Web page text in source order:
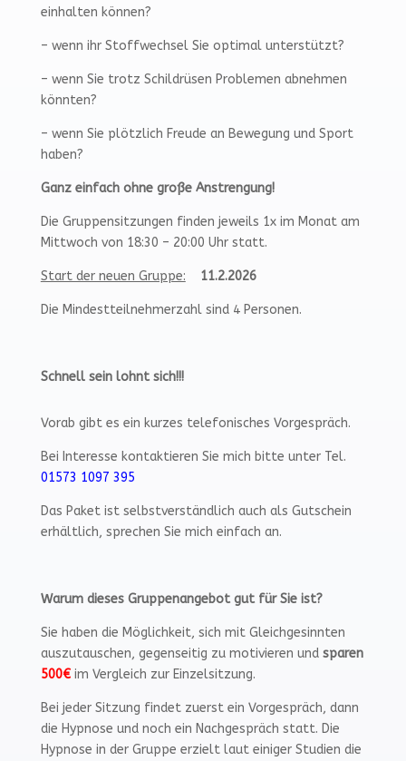
einhalten können?
– wenn ihr Stoffwechsel Sie optimal unterstützt?
– wenn Sie trotz Schildrüsen Problemen abnehmen
könnten?
– wenn Sie plötzlich Freude an Bewegung und Sport
haben?
Ganz einfach ohne große Anstrengung!
Die Gruppensitzungen finden jeweils 1x im Monat am
Mittwoch von 18:30 – 20:00 Uhr statt.
Start der neuen Gruppe: 11.2.2026
Die Mindestteilnehmerzahl sind 4 Personen.
Schnell sein lohnt sich!!!
Vorab gibt es ein kurzes telefonisches Vorgespräch.
Bei Interesse kontaktieren Sie mich bitte unter Tel.
01573 1097 395
Das Paket ist selbstverständlich auch als Gutschein
erhältlich, sprechen Sie mich einfach an.
Warum dieses Gruppenangebot gut für Sie ist?
Sie haben die Möglichkeit, sich mit Gleichgesinnten
auszutauschen, gegenseitig zu motivieren und sparen
500€im Vergleich zur Einzelsitzung.
Bei jeder Sitzung findet zuerst ein Vorgespräch, dann
die Hypnose und noch ein Nachgespräch statt. Die
Hypnose in der Gruppe erzielt laut einiger Studien die